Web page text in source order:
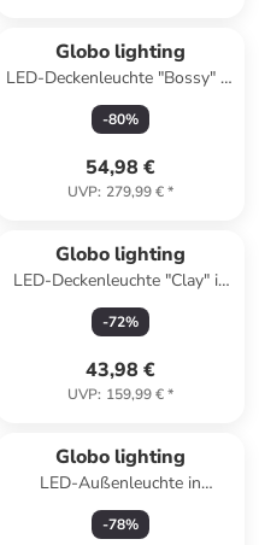
Globo lighting
LED-Deckenleuchte "Bossy" in
Hellbraun/ Schwarz - (L)100 x
(B)27 x (H)11 cm
-80%
54,98 €
UVP: 279,99 €*
Globo lighting
LED-Deckenleuchte "Clay" in
Hellbraun - Ø 40 cm
-72%
43,98 €
UVP: 159,99 €*
Globo lighting
LED-Außenleuchte in
Schwarz - (B)22,5 x (H)34 cm
-78%